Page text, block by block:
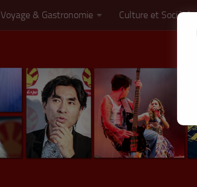
Voyage & Gastronomie Culture et Société